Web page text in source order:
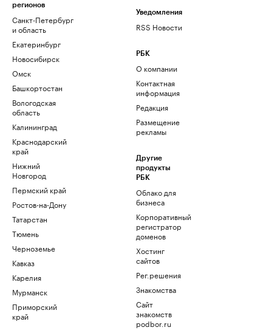
регионов
Санкт-Петербург
и область
Екатеринбург
Новосибирск
Омск
Башкортостан
Вологодская
область
Калининград
Краснодарский
край
Нижний
Новгород
Пермский край
Ростов-на-Дону
Татарстан
Тюмень
Черноземье
Кавказ
Карелия
Мурманск
Приморский
край
Уведомления
RSS Новости
РБК
О компании
Контактная
информация
Редакция
Размещение
рекламы
Другие
продукты
РБК
Облако для
бизнеса
Корпоративный
регистратор
доменов
Хостинг
сайтов
Рег.решения
Знакомства
Сайт
знакомств
podbor.ru